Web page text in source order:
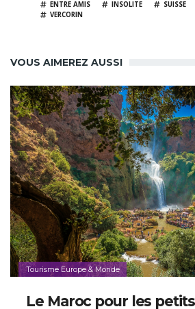
ENTRE AMIS
INSOLITE SUISSE
VERCORIN
VOUS AIMEREZ AUSSI
Tourisme Europe & Monde
Le Maroc pour les